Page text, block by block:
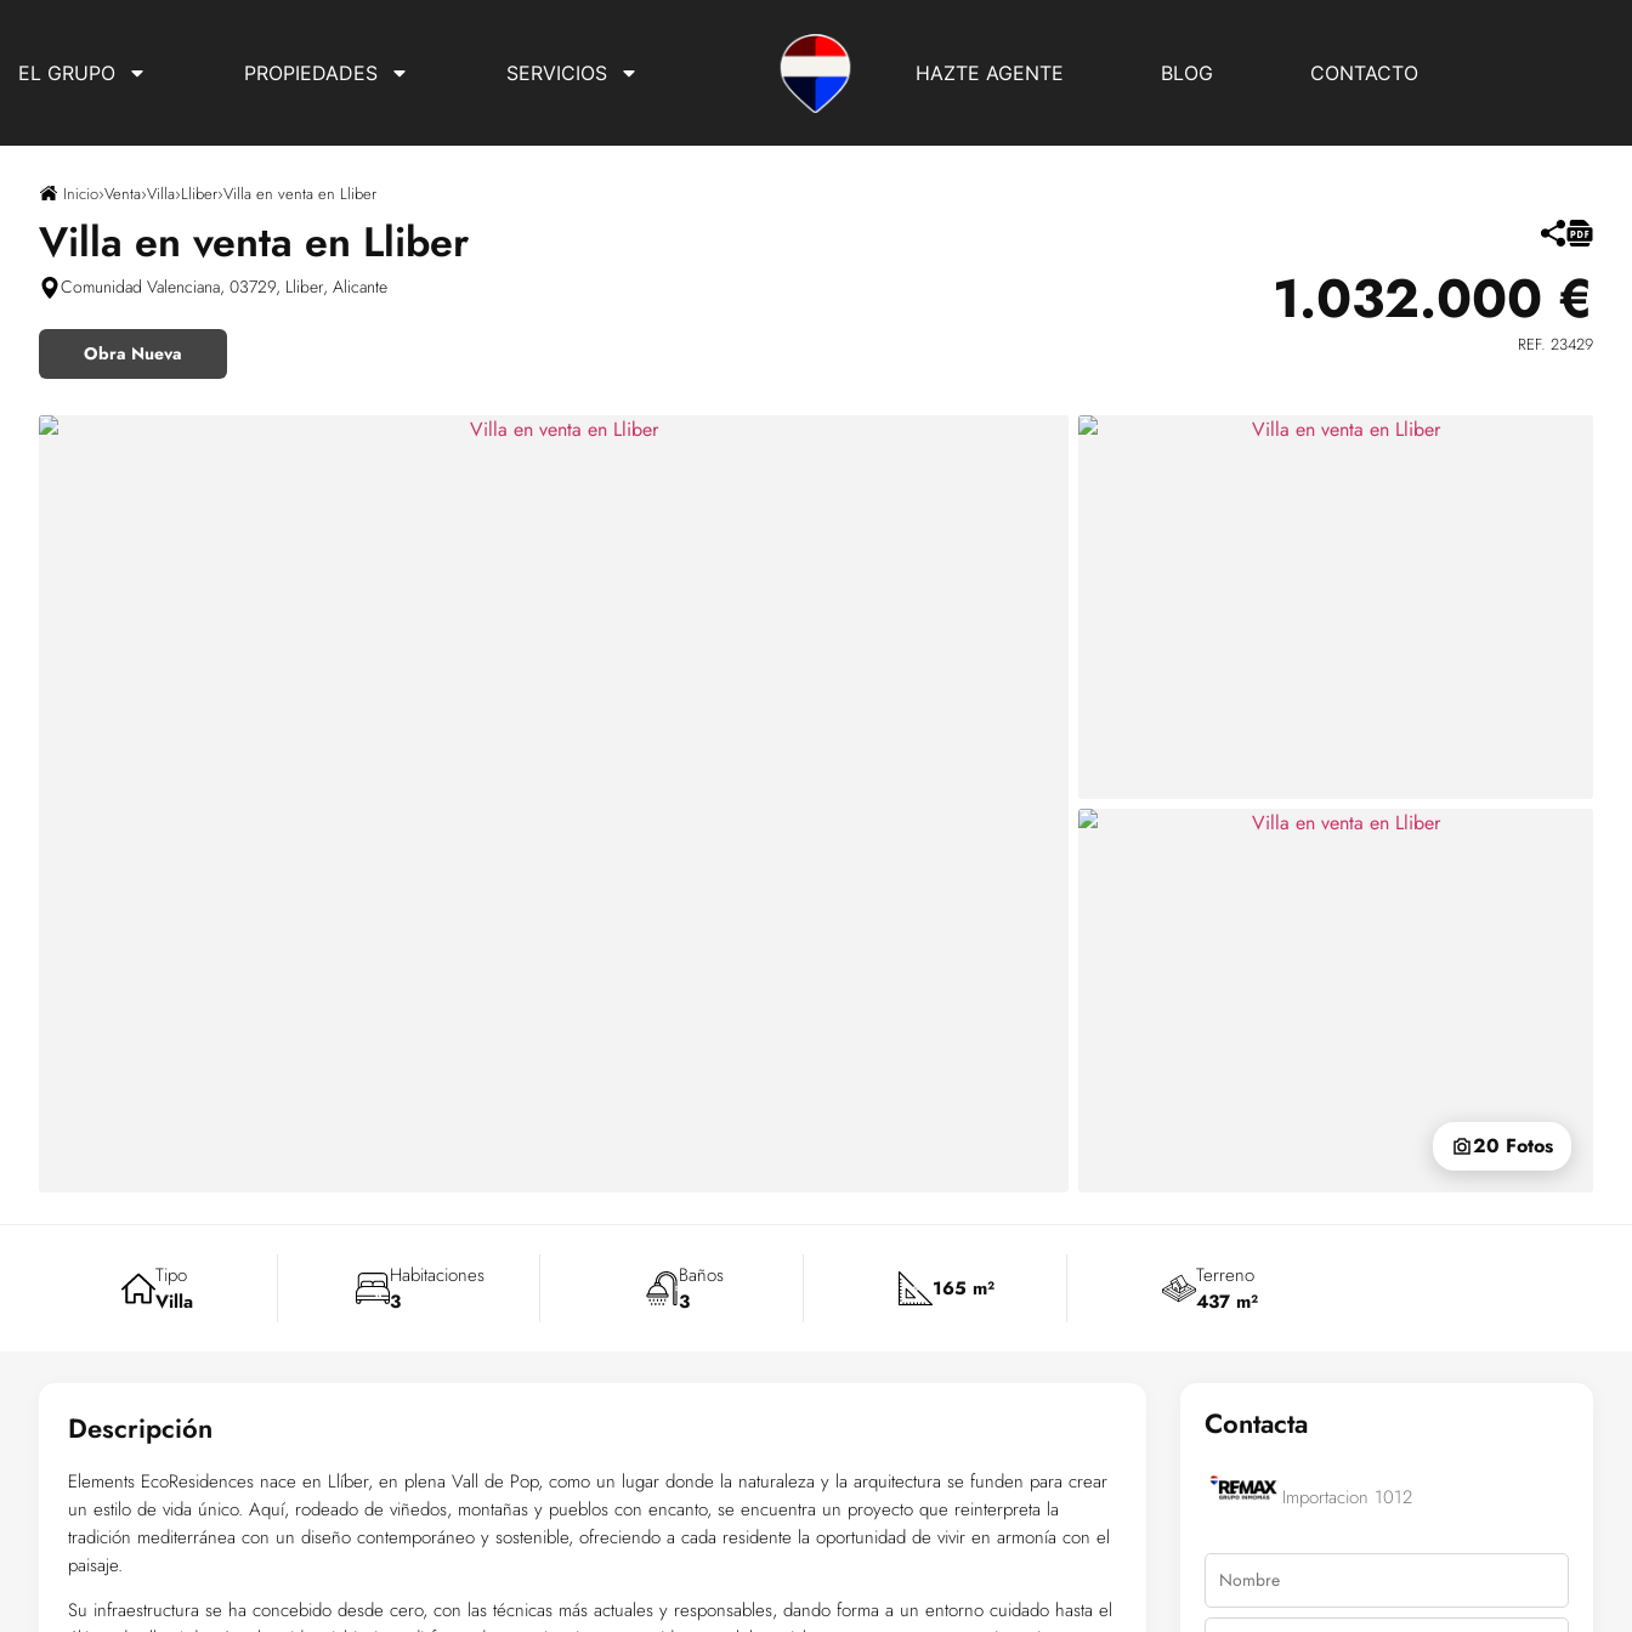
EL GRUPO PROPIEDADES SERVICIOS HAZTE AGENTE BLOG CONTACTO
Inicio›Venta›Villa›Lliber›Villa en venta en Lliber
Villa en venta en Lliber
Comunidad Valenciana, 03729, Lliber, Alicante
Obra Nueva
1.032.000 €
REF. 23429
20 Fotos
Tipo
Villa
Habitaciones
3
Baños
3
165 m²
Terreno
437 m²
Descripción
Elements EcoResidences nace en Llíber, en plena Vall de Pop, como un lugar donde la naturaleza y la arquitectura se funden para crear
un estilo de vida único. Aquí, rodeado de viñedos, montañas y pueblos con encanto, se encuentra un proyecto que reinterpreta la
tradición mediterránea con un diseño contemporáneo y sostenible, ofreciendo a cada residente la oportunidad de vivir en armonía con el
paisaje.
Su infraestructura se ha concebido desde cero, con las técnicas más actuales y responsables, dando forma a un entorno cuidado hasta el
Contacta
Importacion 1012